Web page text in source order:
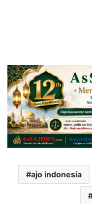
ajo indonesia